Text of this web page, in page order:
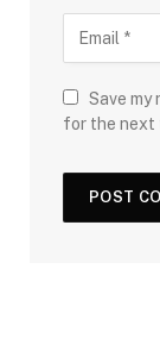
Save my
for the next